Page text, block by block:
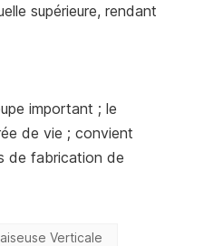
supérieure, rendant
important ; le
de vie ; convient
de fabrication de
Verticale